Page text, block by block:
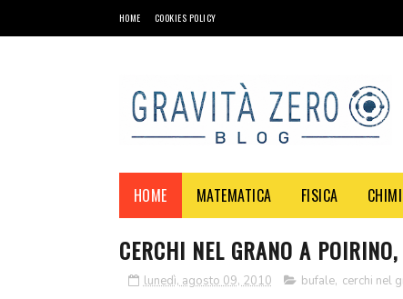
HOME COOKIES POLICY
HOME MATEMATICA FISICA
CERCHI NEL GRANO A
lunedì, agosto 09, 2010 bufale, cerchi nel